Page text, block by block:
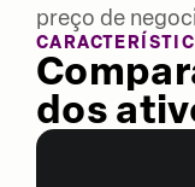
preço de
dos